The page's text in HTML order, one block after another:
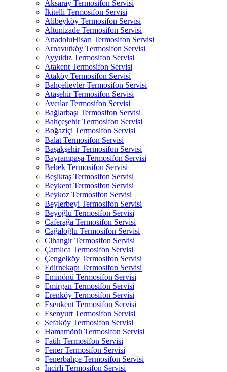
Aksaray Termosifon Servisi
İkitelli Termosifon Servisi
Alibeyköy Termosifon Servisi
Altunizade Termosifon Servisi
AnadoluHisarı Termosifon Servisi
Arnavutköy Termosifon Servisi
Ayyıldız Termosifon Servisi
Atakent Termosifon Servisi
Ataköy Termosifon Servisi
Bahçelievler Termosifon Servisi
Ataşehir Termosifon Servisi
Avcılar Termosifon Servisi
Bağlarbaşı Termosifon Servisi
Bahçeşehir Termosifon Servisi
Boğaziçi Termosifon Servisi
Balat Termosifon Servisi
Başakşehir Termosifon Servisi
Bayrampaşa Termosifon Servisi
Bebek Termosifon Servisi
Beşiktaş Termosifon Servisi
Beykent Termosifon Servisi
Beykoz Termosifon Servisi
Beylerbeyi Termosifon Servisi
Beyoğlu Termosifon Servisi
Caferağa Termosifon Servisi
Cağaloğlu Termosifon Servisi
Cihangir Termosifon Servisi
Çamlıca Termosifon Servisi
Çengelköy Termosifon Servisi
Edirnekapı Termosifon Servisi
Eminönü Termosifon Servisi
Emirgan Termosifon Servisi
Erenköy Termosifon Servisi
Esenkent Termosifon Servisi
Esenyurt Termosifon Servisi
Sefaköy Termosifon Servisi
Hamamönü Termosifon Servisi
Fatih Termosifon Servisi
Fener Termosifon Servisi
Fenerbahçe Termosifon Servisi
İncirli Termosifon Servisi